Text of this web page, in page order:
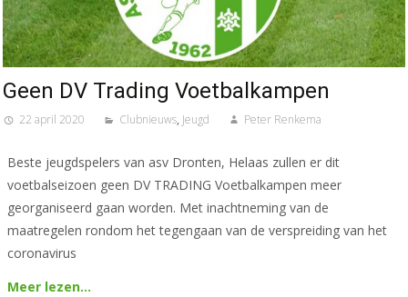
Geen DV Trading Voetbalkampen
22 april 2020 Clubnieuws, Jeugd Peter Renkema
Beste jeugdspelers van asv Dronten, Helaas zullen er dit
voetbalseizoen geen DV TRADING Voetbalkampen meer
georganiseerd gaan worden. Met inachtneming van de
maatregelen rondom het tegengaan van de verspreiding van het
coronavirus
Meer lezen…